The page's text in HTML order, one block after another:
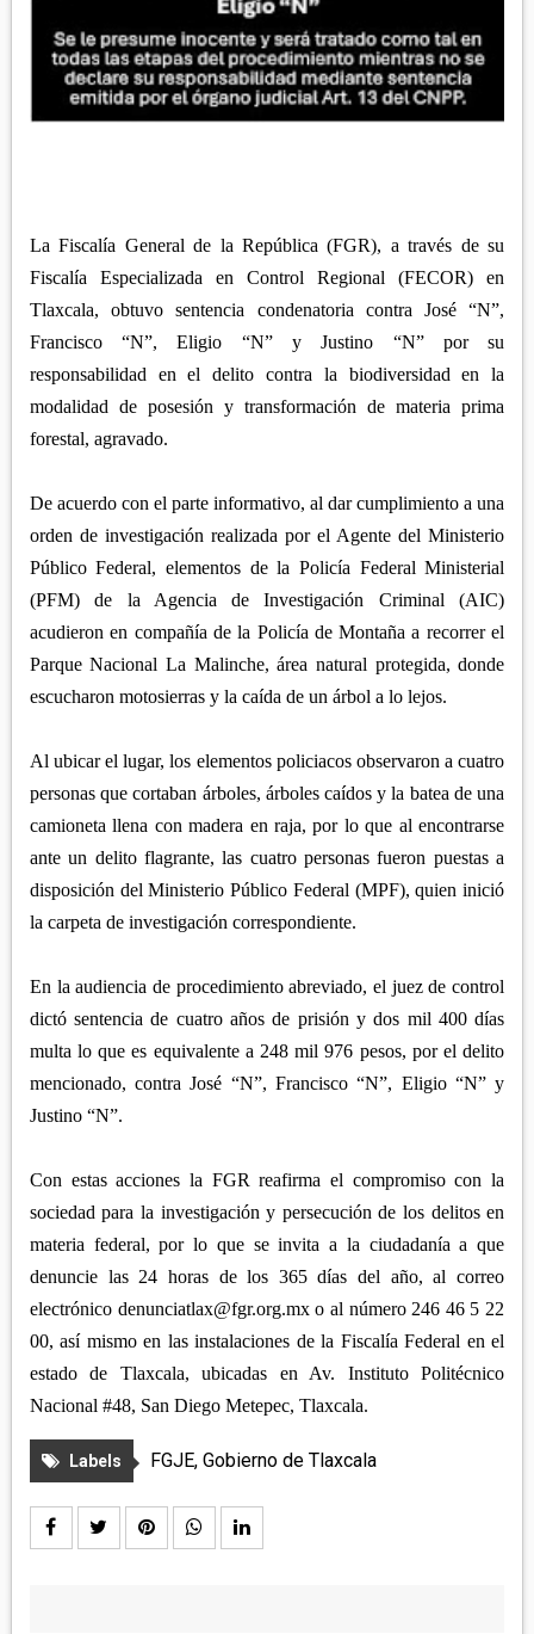
La Fiscalía General de la República (FGR), a través de su
Fiscalía Especializada en Control Regional (FECOR) en
Tlaxcala, obtuvo sentencia condenatoria contra José “N”,
Francisco “N”, Eligio “N” y Justino “N” por su
responsabilidad en el delito contra la biodiversidad en la
modalidad de posesión y transformación de materia prima
forestal, agravado.
De acuerdo con el parte informativo, al dar cumplimiento a una
orden de investigación realizada por el Agente del Ministerio
Público Federal, elementos de la Policía Federal Ministerial
(PFM) de la Agencia de Investigación Criminal (AIC)
acudieron en compañía de la Policía de Montaña a recorrer el
Parque Nacional La Malinche, área natural protegida, donde
escucharon motosierras y la caída de un árbol a lo lejos.
Al ubicar el lugar, los elementos policiacos observaron a cuatro
personas que cortaban árboles, árboles caídos y la batea de una
camioneta llena con madera en raja, por lo que al encontrarse
ante un delito flagrante, las cuatro personas fueron puestas a
disposición del Ministerio Público Federal (MPF), quien inició
la carpeta de investigación correspondiente.
En la audiencia de procedimiento abreviado, el juez de control
dictó sentencia de cuatro años de prisión y dos mil 400 días
multa lo que es equivalente a 248 mil 976 pesos, por el delito
mencionado, contra José “N”, Francisco “N”, Eligio “N” y
Justino “N”.
Con estas acciones la FGR reafirma el compromiso con la
sociedad para la investigación y persecución de los delitos en
materia federal, por lo que se invita a la ciudadanía a que
denuncie las 24 horas de los 365 días del año, al correo
electrónico denunciatlax@fgr.org.mx o al número 246 46 5 22
00, así mismo en las instalaciones de la Fiscalía Federal en el
estado de Tlaxcala, ubicadas en Av. Instituto Politécnico
Nacional #48, San Diego Metepec, Tlaxcala.
Labels FGJE, Gobierno de Tlaxcala